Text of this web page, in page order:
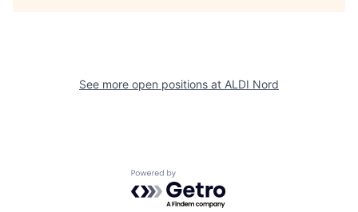
See more open positions at ALDI Nord
Powered by Getro.com